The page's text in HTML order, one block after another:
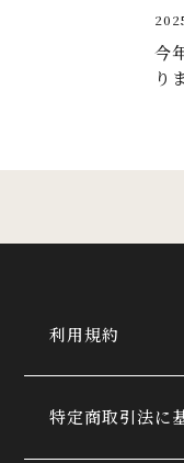
今
り
利用規約
特定商取引法に